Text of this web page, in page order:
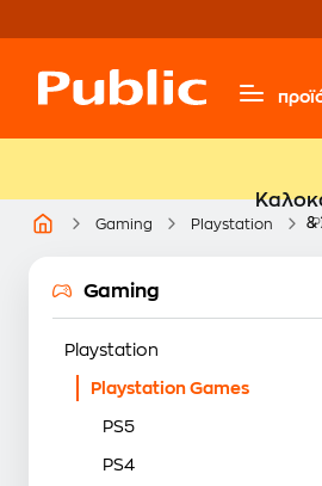
&
Gaming Playstation
Gaming
Playstation
Playstation Games
PS5
PS4